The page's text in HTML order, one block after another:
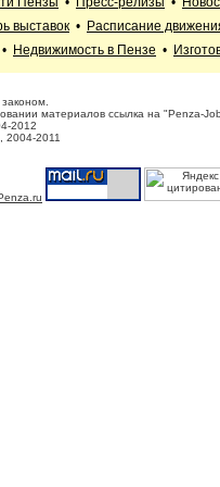
выставок • Расписание
• Недвижимость в Пензе •
материалов ссылка на "Penza-
2012
, 2004-2011